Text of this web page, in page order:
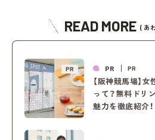
READ MORE ( あ
PR PR PR
【阪神競馬場】女
って？無料ドリ
魅力を徹底紹介！